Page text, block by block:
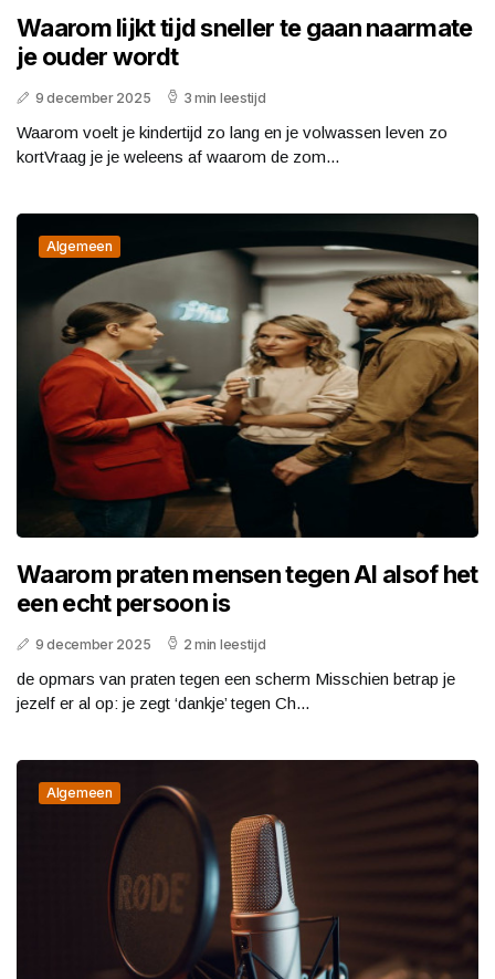
Waarom lijkt tijd sneller te gaan naarmate
je ouder wordt
9 december 2025 3 min leestijd
Waarom voelt je kindertijd zo lang en je volwassen leven zo
kortVraag je je weleens af waarom de zom...
Algemeen
Waarom praten mensen tegen AI alsof het
een echt persoon is
9 december 2025 2 min leestijd
de opmars van praten tegen een scherm Misschien betrap je
jezelf er al op: je zegt ‘dankje’ tegen Ch...
Algemeen